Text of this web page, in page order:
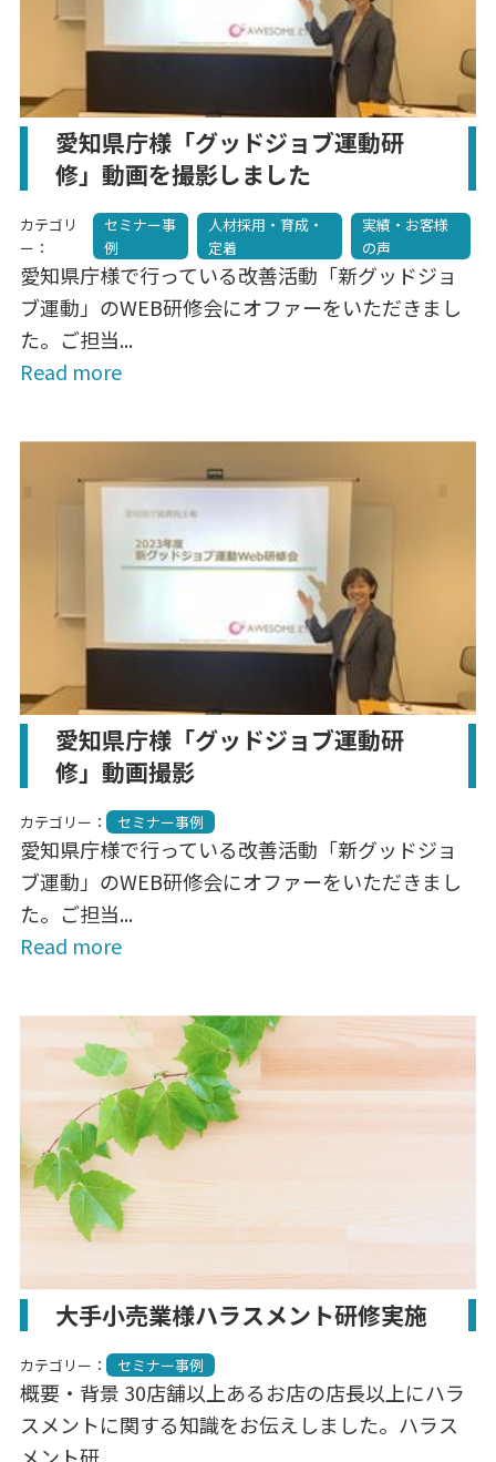
愛知県庁様「グッドジョブ運動研
修」動画を撮影しました
カテゴリ
ー：
セミナー事
例
人材採用・育成・
定着
実績・お客様
の声
愛知県庁様で行っている改善活動「新グッドジョ
ブ運動」のWEB研修会にオファーをいただきまし
た。ご担当...
Read more
愛知県庁様「グッドジョブ運動研
修」動画撮影
カテゴリー： セミナー事例
愛知県庁様で行っている改善活動「新グッドジョ
ブ運動」のWEB研修会にオファーをいただきまし
た。ご担当...
Read more
大手小売業様ハラスメント研修実施
カテゴリー： セミナー事例
概要・背景 30店舗以上あるお店の店長以上にハラ
スメントに関する知識をお伝えしました。ハラス
メント研...